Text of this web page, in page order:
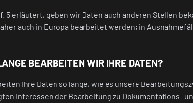
5 erläutert, geben wir Daten auch anderen Stellen
auch in Europa bearbeitet werden; in
BEARBEITEN WIR IHRE DATEN?
Ihre Daten so lange, wie es unsere
Interessen der Bearbeitung zu Dokumentations-